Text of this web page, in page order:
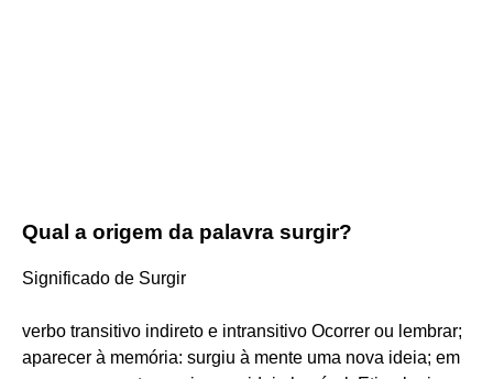
Qual a origem da palavra surgir?
Significado de Surgir
verbo transitivo indireto e intransitivo Ocorrer ou lembrar;
aparecer à memória: surgiu à mente uma nova ideia; em